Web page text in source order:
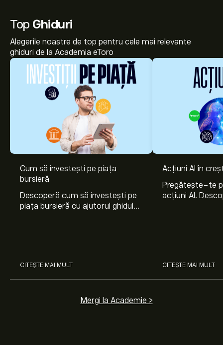
Top Ghiduri
Alegerile noastre de top pentru cele mai relevante
ghiduri de la Academia eToro
Cum să investești pe piața
bursieră
Descoperă cum să investești pe
piața bursieră cu ajutorul ghidului
CITEȘTE MAI MULT
Acțiuni AI în
Pregătește-te
acțiuni AI.
CITEȘTE MAI MULT
Mergi la Academie >